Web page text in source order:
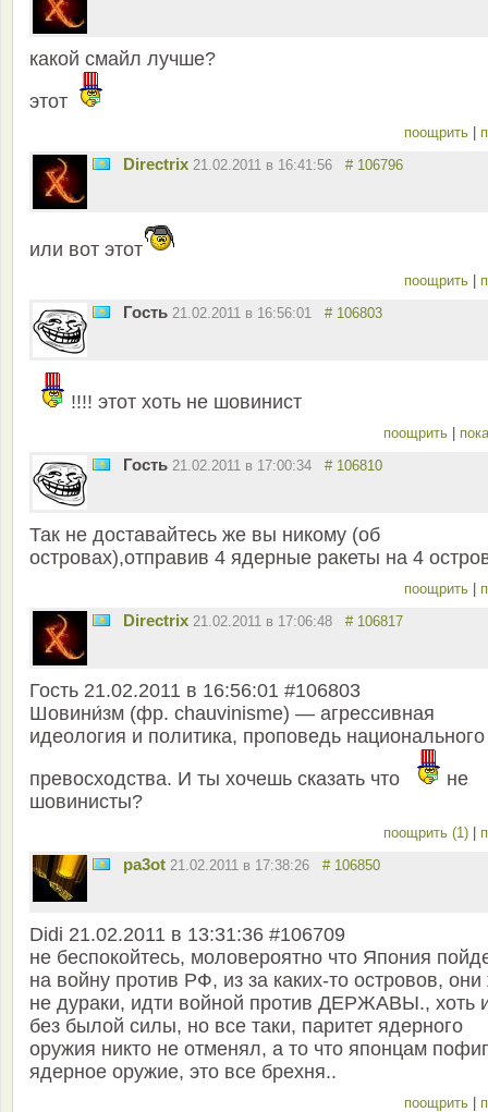
какой смайл лучше?
этот
поощрить
Directrix 21.02.2011 в 16:41:56 # 106796
или вот этот
поощрить
Гость 21.02.2011 в 16:56:01 # 106803
!!!! этот хоть не шовинист
поощрить
Гость 21.02.2011 в 17:00:34 # 106810
Так не доставайтесь же вы никому (об
островах),отправив 4 ядерные ракеты на 4
поощрить
Directrix 21.02.2011 в 17:06:48 # 106817
Гость 21.02.2011 в 16:56:01 #106803
Шовини́зм (фр. chauvinisme) — агрессивная
идеология и политика, проповедь национального
превосходства. И ты хочешь сказать что
не
шовинисты?
поощрить (1)
pa3ot 21.02.2011 в 17:38:26 # 106850
Didi 21.02.2011 в 13:31:36 #106709
не беспокойтесь, моловероятно что Япония
на войну против РФ, из за каких-то островов,
не дураки, идти войной против ДЕРЖАВЫ., хоть
без былой силы, но все таки, паритет ядерного
оружия никто не отменял, а то что японцам
ядерное оружие, это все брехня..
поощрить